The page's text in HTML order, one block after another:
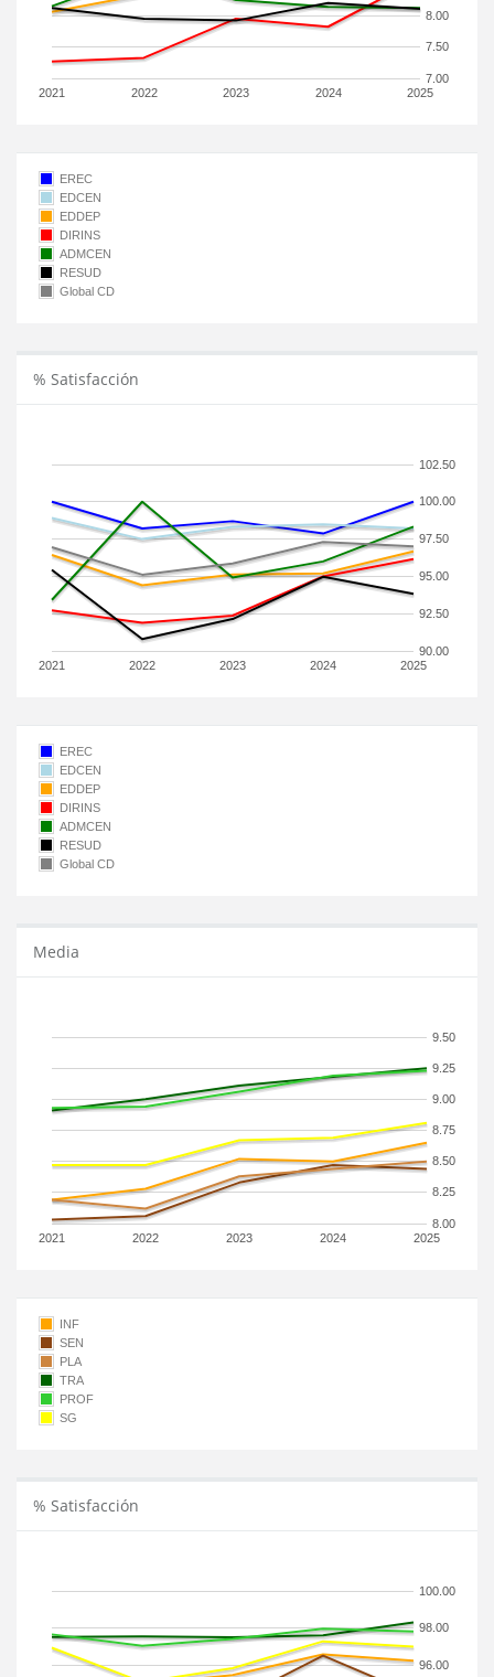
2021 2022 2023 2024 2025
7.00
7.50
8.00
EREC
EDCEN
EDDEP
DIRINS
ADMCEN
RESUD
Global CD
% Satisfacción
2021 2022 2023 2024 2025
90.00
92.50
95.00
97.50
100.00
102.50
EREC
EDCEN
EDDEP
DIRINS
ADMCEN
RESUD
Global CD
Media
2021 2022 2023 2024 2025
8.00
8.25
8.50
8.75
9.00
9.25
9.50
INF
SEN
PLA
TRA
PROF
SG
% Satisfacción
96.00
98.00
100.00